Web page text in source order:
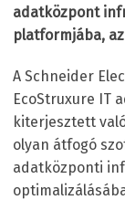
adatközpont
platformjába,
A Schneider
EcoStruxure IT
kiterjesztett
olyan átfogó
adatközponti